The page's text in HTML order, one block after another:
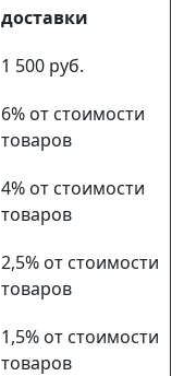
доставки
1 500 руб.
6% от стоимости
товаров
4% от стоимости
товаров
2,5% от стоимости
товаров
1,5% от стоимости
товаров